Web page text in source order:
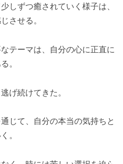
しずつ癒されていく様子は、
させる。
テーマは、自分の心に正直に
。
げ続けてきた。
じて、自分の本当の気持ちと
。